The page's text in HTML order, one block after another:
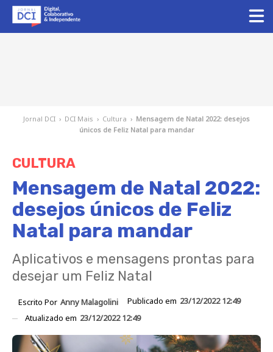
Jornal DCI › DCI Mais › Cultura › Mensagem de Natal 2022: desejos
únicos de Feliz Natal para mandar
CULTURA
Mensagem de Natal 2022:
desejos únicos de Feliz
Natal para mandar
Aplicativos e mensagens prontas para
desejar um Feliz Natal
Escrito Por Anny Malagolini Publicado em 23/12/2022 12:49
Atualizado em 23/12/2022 12:49